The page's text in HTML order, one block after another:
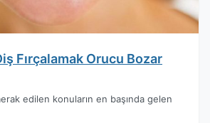
Fırçalamak Orucu Bozar
edilen konuların en başında gelen